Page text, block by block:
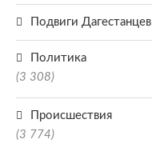
Подвиги Дагестанцев
Политика
(3 308)
Происшествия
(3 774)